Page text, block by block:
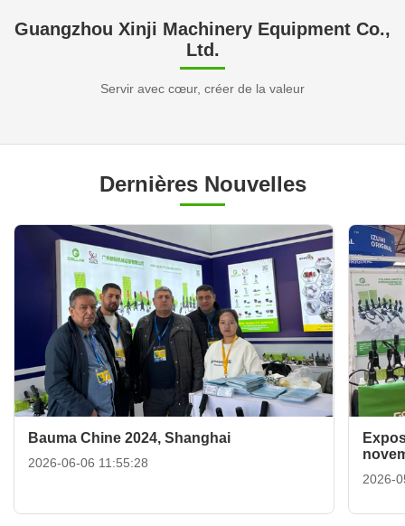
Guangzhou Xinji Machinery Equipment Co.,
Ltd.
Servir avec cœur, créer de la valeur
Dernières Nouvelles
Bauma Chine 2024, Shanghai
2026-06-06 11:55:28
2026-